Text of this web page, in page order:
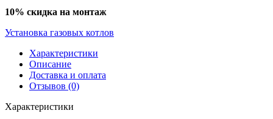
10% скидка на монтаж
Установка газовых котлов
Характеристики
Описание
Доставка и оплата
Отзывов (0)
Характеристики